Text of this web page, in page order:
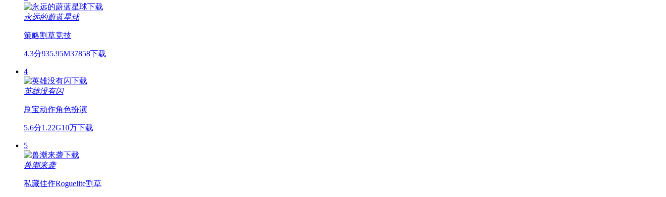
永远的蔚蓝星球
策略割草竞技
4.3分935.95M37858下载
4
英雄没有闪
刷宝动作角色扮演
5.6分1.22G10万下载
5
兽潮来袭
私藏佳作Roguelite割草